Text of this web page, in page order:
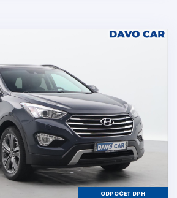
ODPOČET DPH